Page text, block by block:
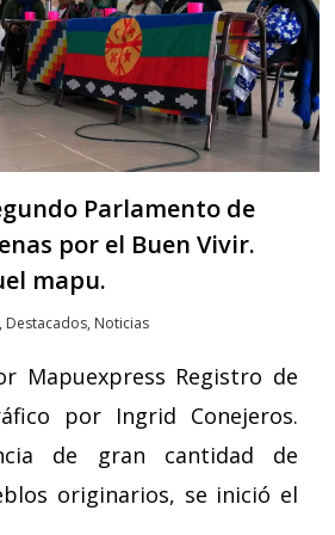
Parlamento de
por el Buen Vivir.
mapu.
, Destacados, Noticias
Mapuexpress Registro de
por Ingrid Conejeros.
de gran cantidad de
originarios, se inició el